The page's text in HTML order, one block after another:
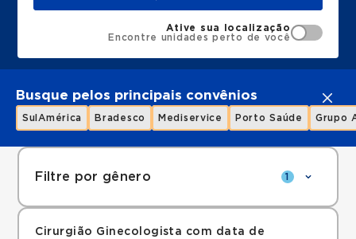
Ative sua localização
Encontre unidades perto de você
Busque pelos principais convênios
SulAmérica Bradesco Mediservice Porto Saúde Grupo
Filtre por gênero 1
Cirurgião Ginecologista com data de